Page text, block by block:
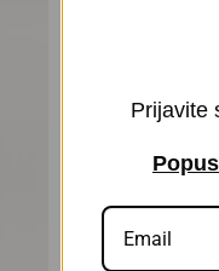
Prijavite